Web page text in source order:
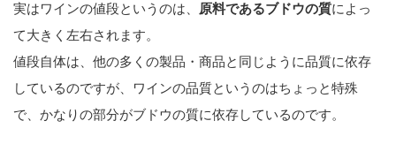
実はワインの値段というのは、 原料であるブドウの質によっ
て大きく左右されます。
値段自体は、他の多くの製品・商品と同じように品質に依存
しているのですが、ワインの品質というのはちょっと特殊
で、かなりの部分がブドウの質に依存しているのです。